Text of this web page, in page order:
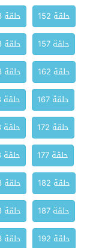
حلقة 152
حلقة 153
حلقة 157
حلقة 158
حلقة 162
حلقة 163
حلقة 167
حلقة 168
حلقة 172
حلقة 173
حلقة 177
حلقة 178
حلقة 182
حلقة 183
حلقة 187
حلقة 188
حلقة 192
حلقة 193